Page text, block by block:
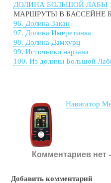
ДОЛИНА БОЛЬШОЙ ЛАБЫ
МАРШРУТЫ В БАССЕЙНЕ
96. Долина Закан
97. Долина Имеретинка
98. Долина Дамхурц
99. Источники нарзана
100. Из долины Большой
Навигатор
Комментариев
Добавить комментарий